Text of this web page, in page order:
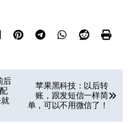
后
苹果黑科技：以后转
账，跟发短信一样简
单，可以不用微信了！